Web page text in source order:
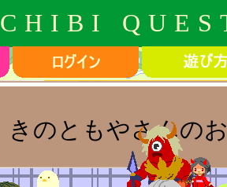
CHIBI
きのともやさんの